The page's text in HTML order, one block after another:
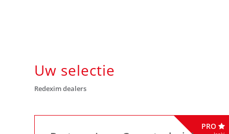
Uw selectie
Redexim dealers
PRO